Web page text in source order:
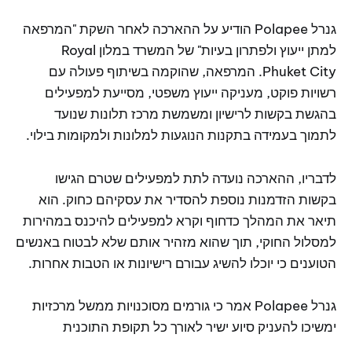
גנרל Polapee הודיע על ההארכה לאחר השקת "המרפאה
למתן ייעוץ ולפתרון בעיות" של המשרד במלון Royal
Phuket City. המרפאה, שהוקמה בשיתוף פעולה עם
רשויות פוקט, מעניקה ייעוץ משפטי, מסייעת למפעילים
בהגשת בקשות לרישיון ומשמשת מרכז תלונות שנועד
לתמוך בעמידה בתקנות הנוגעות למלונות ולמקומות בילוי.
לדבריו, ההארכה נועדה לתת למפעילים שטרם הגישו
בקשות הזדמנות נוספת להסדיר את עסקיהם כחוק. הוא
תיאר את המהלך כדחוף וקרא למפעילים להיכנס במהירות
למסלול החוקי, תוך שהוא מזהיר אותם שלא לבטוח באנשים
הטוענים כי יוכלו להשיג עבורם רישיונות או הטבות אחרות.
גנרל Polapee אמר כי גורמים מסוכנויות ממשל מרכזיות
ימשיכו להעניק סיוע ישיר לאורך כל תקופת התוכנית